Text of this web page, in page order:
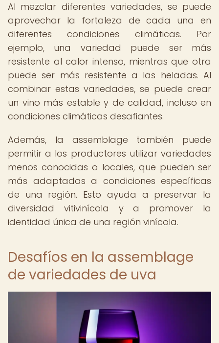
Al mezclar diferentes variedades, se puede
aprovechar la fortaleza de cada una en
diferentes condiciones climáticas. Por
ejemplo, una variedad puede ser más
resistente al calor intenso, mientras que otra
puede ser más resistente a las heladas. Al
combinar estas variedades, se puede crear
un vino más estable y de calidad, incluso en
condiciones climáticas desafiantes.
Además, la assemblage también puede
permitir a los productores utilizar variedades
menos conocidas o locales, que pueden ser
más adaptadas a condiciones específicas
de una región. Esto ayuda a preservar la
diversidad vitivinícola y a promover la
identidad única de una región vinícola.
Desafíos en la assemblage
de variedades de uva